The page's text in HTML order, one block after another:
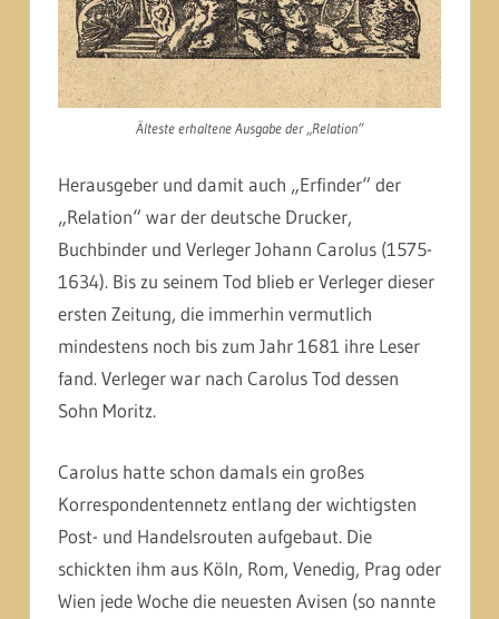
Älteste erhaltene Ausgabe der „Relation“
Herausgeber und damit auch „Erfinder“ der
„Relation“ war der deutsche Drucker,
Buchbinder und Verleger Johann Carolus (1575-
1634). Bis zu seinem Tod blieb er Verleger dieser
ersten Zeitung, die immerhin vermutlich
mindestens noch bis zum Jahr 1681 ihre Leser
fand. Verleger war nach Carolus Tod dessen
Sohn Moritz.
Carolus hatte schon damals ein großes
Korrespondentennetz entlang der wichtigsten
Post- und Handelsrouten aufgebaut. Die
schickten ihm aus Köln, Rom, Venedig, Prag oder
Wien jede Woche die neuesten Avisen (so nannte